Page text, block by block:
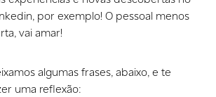
por exemplo! O pessoal menos
vai amar!
algumas frases, abaixo, e te
uma reflexão: